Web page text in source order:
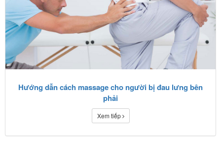
Hướng dẫn cách massage cho người bị đau lưng bên
phải
Xem tiếp